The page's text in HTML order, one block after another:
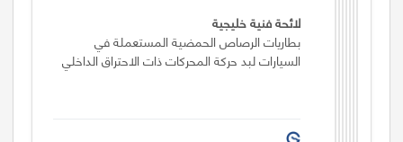
لائحة فنية خليجية
بطاريات الرصاص الحمضية المستعملة في
السيارات لبد حركة المحركات ذات الاحتراق الداخلي